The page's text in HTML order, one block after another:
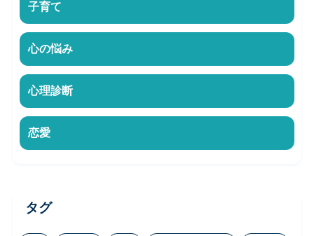
子育て
心の悩み
心理診断
恋愛
タグ